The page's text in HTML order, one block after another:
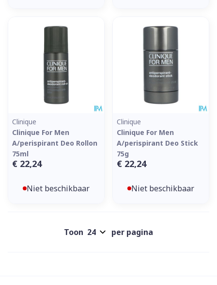
Clinique
Clinique For Men
A/perispirant Deo Rollon
75ml
€ 22,24
Niet beschikbaar
Clinique
Clinique For Men
A/perispirant Deo Stick
75g
€ 22,24
Niet beschikbaar
Toon per pagina